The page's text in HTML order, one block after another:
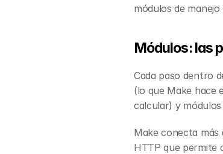
módulos de
Módulos: las
Cada paso dentro
(lo que Make hace
calcular) y
Make conecta más
HTTP que permite